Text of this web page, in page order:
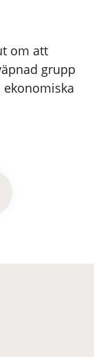
om att
grupp
ekonomiska